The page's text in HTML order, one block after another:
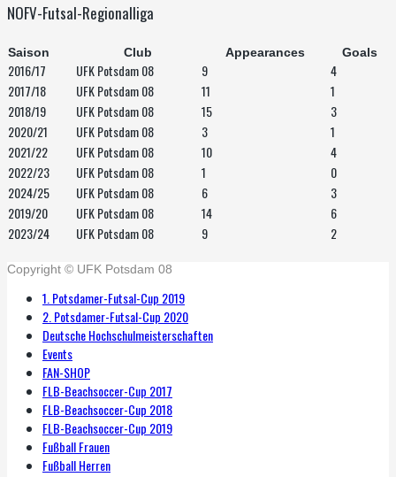
NOFV-Futsal-Regionalliga
Saison Club Appearances Goals
2016/17 UFK Potsdam 08 9
4
2017/18
UFK Potsdam 08 11
1
2018/19
UFK Potsdam 08 15
3
2020/21
UFK Potsdam 08 3
1
2021/22
UFK Potsdam 08 10
4
2022/23
UFK Potsdam 08 1
0
2024/25
UFK Potsdam 08 6
3
2019/20
UFK Potsdam 08 14
6
2023/24
UFK Potsdam 08 9 2
Copyright © UFK Potsdam 08
1. Potsdamer-Futsal-Cup 2019
2. Potsdamer-Futsal-Cup 2020
Deutsche Hochschulmeisterschaften
Events
FAN-SHOP
FLB-Beachsoccer-Cup 2017
FLB-Beachsoccer-Cup 2018
FLB-Beachsoccer-Cup 2019
Fußball Frauen
Fußball Herren